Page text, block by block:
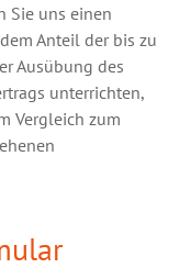
Sie uns einen
Anteil der bis zu
Ausübung des
unterrichten,
Vergleich zum